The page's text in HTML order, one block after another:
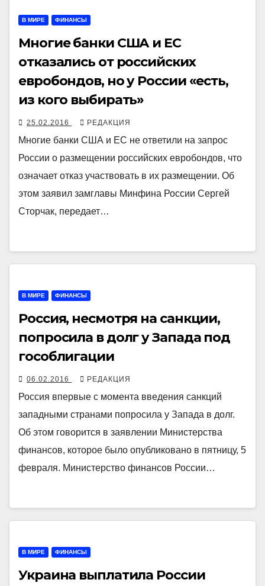
В МИРЕ ФИНАНСЫ
Многие банки США и ЕС
отказались от российских
евробондов, но у России «есть,
из кого выбирать»
25.02.2016 РЕДАКЦИЯ
Многие банки США и ЕС не ответили на запрос
России о размещении российских евробондов, что
означает отказ участвовать в их размещении. Об
этом заявил замглавы Минфина России Сергей
Сторчак, передает…
В МИРЕ ФИНАНСЫ
Россия, несмотря на санкции,
попросила в долг у Запада под
гособлигации
06.02.2016 РЕДАКЦИЯ
Россия впервые с момента введения санкций
западными странами попросила у Запада в долг.
Об этом говорится в заявлении Министерства
финансов, которое было опубликовано в пятницу, 5
февраля. Министерство финансов России…
В МИРЕ ФИНАНСЫ
Украина выплатила России